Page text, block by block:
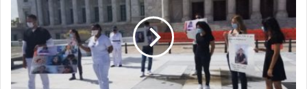
para
más
profesionales
de
la
enfermería